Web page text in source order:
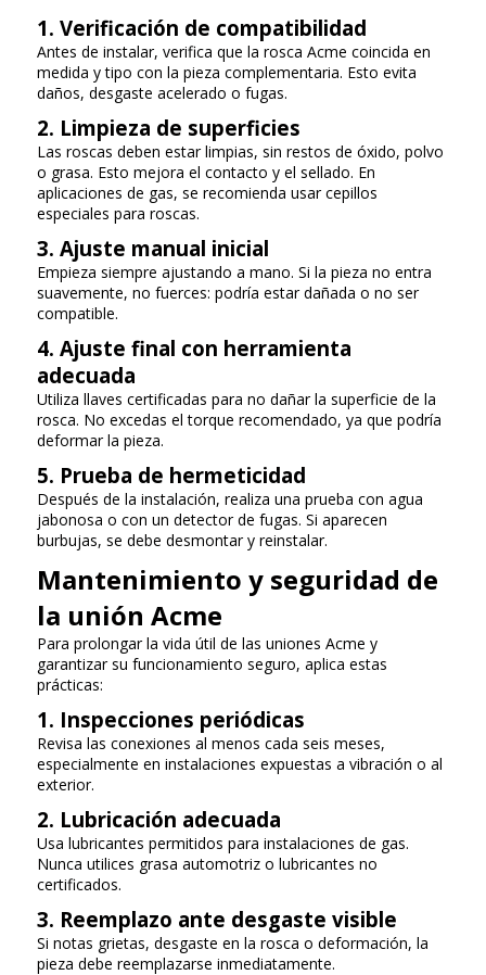
1. Verificación de compatibilidad
Antes de instalar, verifica que la rosca Acme coincida en
medida y tipo con la pieza complementaria. Esto evita
daños, desgaste acelerado o fugas.
2. Limpieza de superficies
Las roscas deben estar limpias, sin restos de óxido, polvo
o grasa. Esto mejora el contacto y el sellado. En
aplicaciones de gas, se recomienda usar cepillos
especiales para roscas.
3. Ajuste manual inicial
Empieza siempre ajustando a mano. Si la pieza no entra
suavemente, no fuerces: podría estar dañada o no ser
compatible.
4. Ajuste final con herramienta
adecuada
Utiliza llaves certificadas para no dañar la superficie de la
rosca. No excedas el torque recomendado, ya que podría
deformar la pieza.
5. Prueba de hermeticidad
Después de la instalación, realiza una prueba con agua
jabonosa o con un detector de fugas. Si aparecen
burbujas, se debe desmontar y reinstalar.
Mantenimiento y seguridad de
la unión Acme
Para prolongar la vida útil de las uniones Acme y
garantizar su funcionamiento seguro, aplica estas
prácticas:
1. Inspecciones periódicas
Revisa las conexiones al menos cada seis meses,
especialmente en instalaciones expuestas a vibración o al
exterior.
2. Lubricación adecuada
Usa lubricantes permitidos para instalaciones de gas.
Nunca utilices grasa automotriz o lubricantes no
certificados.
3. Reemplazo ante desgaste visible
Si notas grietas, desgaste en la rosca o deformación, la
pieza debe reemplazarse inmediatamente.